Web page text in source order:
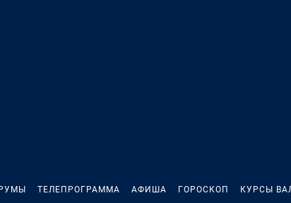
ТЕЛЕПРОГРАММА АФИША ГОРОСКОП КУРСЫ